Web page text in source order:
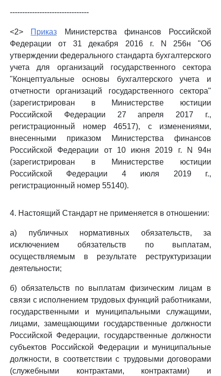
--------------------------------
<2> Приказ Министерства финансов Российской
Федерации от 31 декабря 2016 г. N 256н "Об
утверждении федерального стандарта бухгалтерского
учета для организаций государственного сектора
"Концептуальные основы бухгалтерского учета и
отчетности организаций государственного сектора"
(зарегистрирован в Министерстве юстиции
Российской Федерации 27 апреля 2017 г.,
регистрационный номер 46517), с изменениями,
внесенными приказом Министерства финансов
Российской Федерации от 10 июня 2019 г. N 94н
(зарегистрирован в Министерстве юстиции
Российской Федерации 4 июля 2019 г.,
регистрационный номер 55140).
4. Настоящий Стандарт не применяется в отношении:
а) публичных нормативных обязательств, за
исключением обязательств по выплатам,
осуществляемым в результате реструктуризации
деятельности;
б) обязательств по выплатам физическим лицам в
связи с исполнением трудовых функций работниками,
государственными и муниципальными служащими,
лицами, замещающими государственные должности
Российской Федерации, государственные должности
субъектов Российской Федерации и муниципальные
должности, в соответствии с трудовыми договорами
(служебными контрактами, контрактами) и